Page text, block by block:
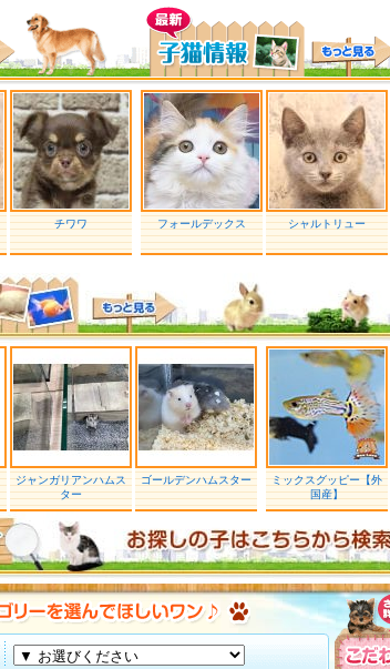
チワワ フォールデックス シャルトリュー
ジャンガリアンハムス
ター
ゴールデンハムスター
ミックスグッピー【外
国産】